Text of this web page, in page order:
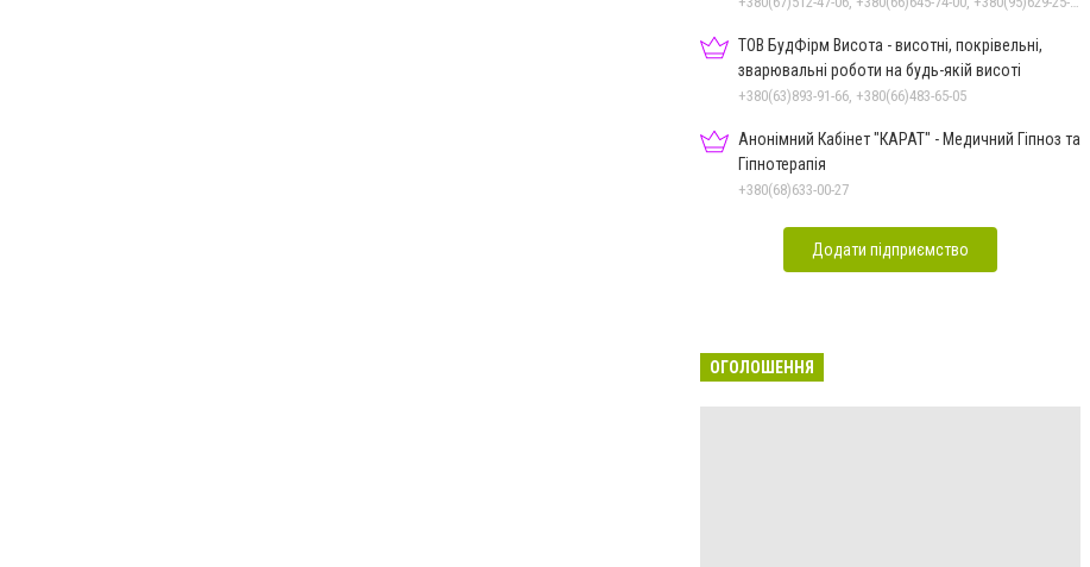
ТОВ БудФірм Висота - висотні, покрівельні,
зварювальні роботи на будь-якій висоті
+380(63)893-91-66, +380(66)483-65-05
Анонімний Кабінет "КАРАТ" - Медичний Гіпноз та
Гіпнотерапія
+380(68)633-00-27
Додати підприємство
ОГОЛОШЕННЯ